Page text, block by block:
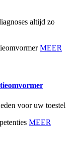
altijd zo
MEER
voor uw toestel
MEER